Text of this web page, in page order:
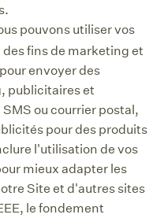
pouvons utiliser vos
fins de marketing et
envoyer des
publicitaires et
ou courrier postal,
pour des produits
l'utilisation de vos
mieux adapter les
Site et d'autres sites
le fondement